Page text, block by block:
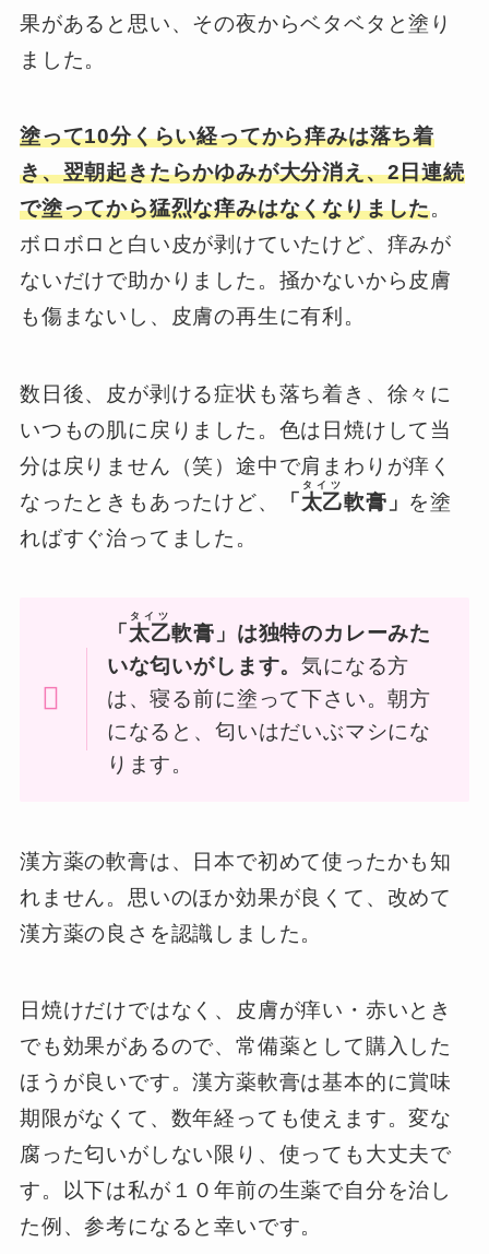
果があると思い、その夜からベタベタと塗り
ました。
塗って10分くらい経ってから痒みは落ち着
き、翌朝起きたらかゆみが大分消え、2日連続
で塗ってから猛烈な痒みはなくなりました。
ボロボロと白い皮が剥けていたけど、痒みが
ないだけで助かりました。掻かないから皮膚
も傷まないし、皮膚の再生に有利。
数日後、皮が剥ける症状も落ち着き、徐々に
いつもの肌に戻りました。色は日焼けして当
分は戻りません（笑）途中で肩まわりが痒く
なったときもあったけど、
「 太乙
タイツ
軟膏」 を塗
ればすぐ治ってました。
「 太乙
タイツ
軟膏」は独特のカレーみた
いな匂いがします。気になる方
は、寝る前に塗って下さい。朝方
になると、匂いはだいぶマシにな
ります。
漢方薬の軟膏は、日本で初めて使ったかも知
れません。思いのほか効果が良くて、改めて
漢方薬の良さを認識しました。
日焼けだけではなく、皮膚が痒い・赤いとき
でも効果があるので、常備薬として購入した
ほうが良いです。漢方薬軟膏は基本的に賞味
期限がなくて、数年経っても使えます。変な
腐った匂いがしない限り、使っても大丈夫で
す。以下は私が１０年前の生薬で自分を治し
た例、参考になると幸いです。